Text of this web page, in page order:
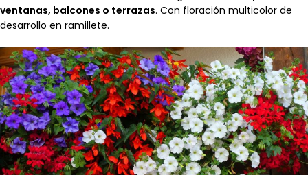
ventanas, balcones o terrazas. Con floración multicolor de
desarrollo en ramillete.